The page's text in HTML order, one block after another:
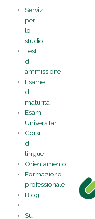
contenuto
Servizi
per
lo
studio
Test
di
ammissione
Esame
di
maturità
Esami
Universitari
Corsi
di
lingue
Orientamento
Formazione
professionale
Blog
Su